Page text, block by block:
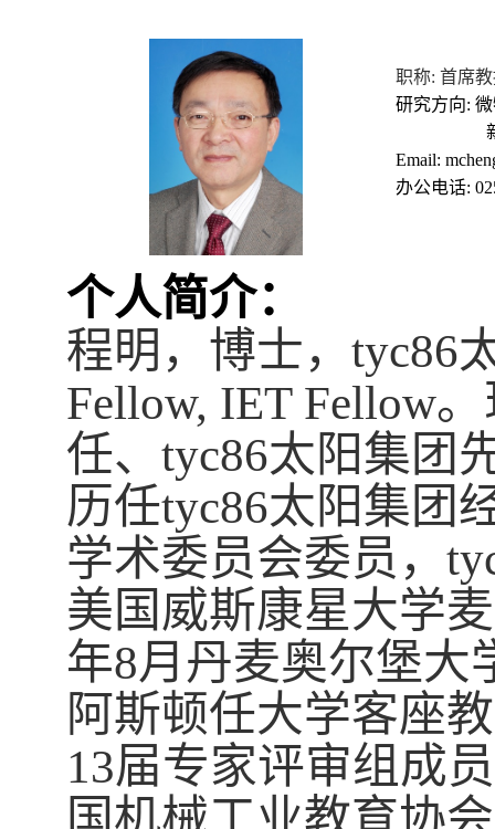
职称: 首席
研究方向:
Email:
办公电话:
个人简介：
程明，博士，tyc86
Fellow, IET Fellow
任、tyc86太阳集团
历任tyc86太阳集团
学术委员会委员，
美国威斯康星大学
年8月丹麦奥尔堡大
阿斯顿任大学客座
13届专家评审组成
国机械工业教育协